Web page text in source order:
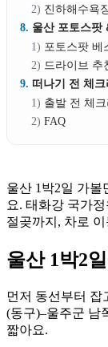
진하해수욕
울산 포토스팟
포토스팟 베
드라이브 추
떠나기 전 체
출발 전 체
FAQ
울산 1박2일 가볼
요. 태화강 국가
절곶까지, 차로
울산 1박2
먼저 동선부터 잡
(동구)–울주군 남
짧아요.